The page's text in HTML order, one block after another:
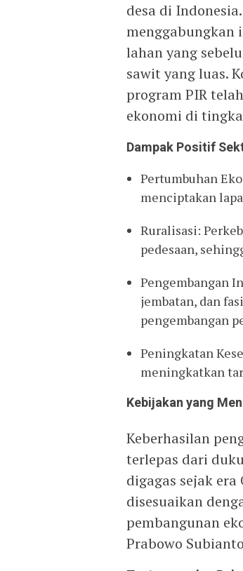
desa di
menggabungkan
lahan yang
sawit yang luas.
program PIR
ekonomi di
Dampak Positif
Pertumbuhan
menciptakan
Ruralisasi:
pedesaan,
Pengembangan
jembatan, dan
pengembangan
Peningkatan
meningkatkan
Kebijakan yang
Keberhasilan
terlepas dari
digagas sejak
disesuaikan
pembangunan
Prabowo